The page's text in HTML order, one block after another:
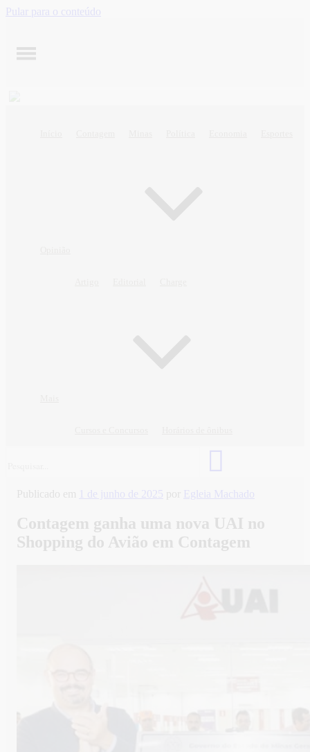
Pular para o conteúdo
Publicado em 1 de junho de 2025 por Egleia Machado
Contagem ganha uma nova UAI no
Shopping do Avião em Contagem